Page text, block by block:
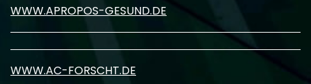
WWW.APROPOS-GESUND.DE
WWW.AC-FORSCHT.DE